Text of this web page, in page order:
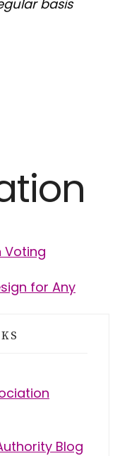
basis
Voting
for Any
Blog